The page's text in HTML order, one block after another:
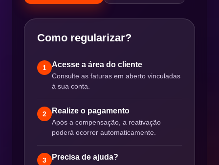
Como regularizar?
1 Acesse a área do cliente
Consulte as faturas em aberto vinculadas
à sua conta.
2 Realize o pagamento
Após a compensação, a reativação
poderá ocorrer automaticamente.
3 Precisa de ajuda?